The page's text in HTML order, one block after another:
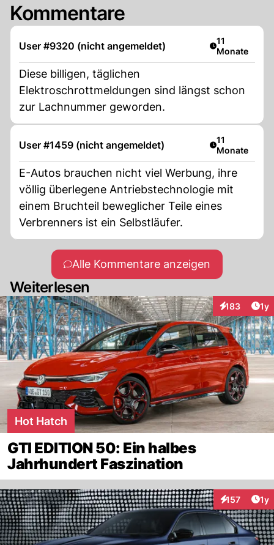
Kommentare
User #9320 (nicht angemeldet) Artikel
11
Monate
Diese billigen, täglichen
Elektroschrottmeldungen sind längst schon
zur Lachnummer geworden.
User #1459 (nicht angemeldet) Artikel
11
Monate
E-Autos brauchen nicht viel Werbung, ihre
völlig überlegene Antriebstechnologie mit
einem Bruchteil beweglicher Teile eines
Verbrenners ist ein Selbstläufer.
Alle Kommentare anzeigen
Weiterlesen
183
Interaktionen
1y
Hot Hatch
GTI EDITION 50: Ein halbes
Jahrhundert Faszination
157
Interaktionen
1y